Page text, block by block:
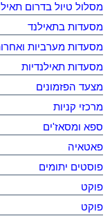
מסלול טיול בדרום
מסעדות בתאילנד
מסעדות מערביות
מסעדות תאילנדיות
מצעד הפזמונים
מרכזי קניות
ספא ומסאז'ים
פאטאיה
פוסטים יתומים
פוקט
פוקט